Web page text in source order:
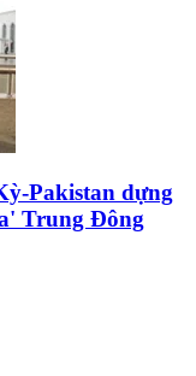
Pakistan dựng
Trung Đông